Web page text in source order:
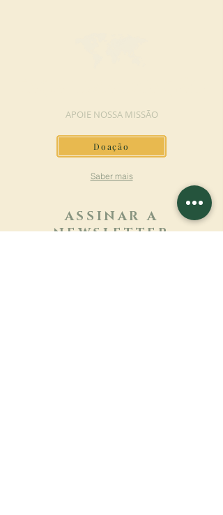
APOIE NOSSA MISSÃO
Doação
Saber mais
ASSINAR A
NEWSLETTER